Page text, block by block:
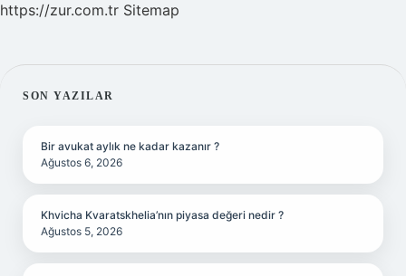
https://zur.com.tr Sitemap
SIDEBAR
SON YAZILAR
Bir avukat aylık ne kadar kazanır ?
Ağustos 6, 2026
Khvicha Kvaratskhelia’nın piyasa değeri nedir ?
Ağustos 5, 2026